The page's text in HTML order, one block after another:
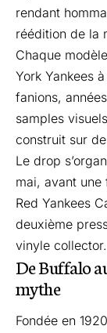
rendant
réédition de la
Chaque
York Yankees
fanions,
samples
construit sur
Le drop
mai, avant
Red Yankees
deuxième
vinyle collector.
De Buffalo
mythe
Fondée en